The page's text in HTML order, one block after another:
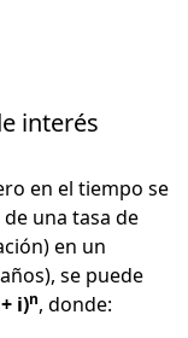
interés
en el tiempo se
una tasa de
en un
se puede
i)n, donde: